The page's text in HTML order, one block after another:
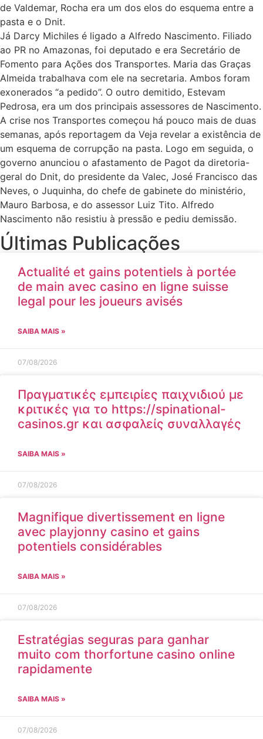
de Valdemar, Rocha era um dos elos do esquema entre a
pasta e o Dnit.
Já Darcy Michiles é ligado a Alfredo Nascimento. Filiado
ao PR no Amazonas, foi deputado e era Secretário de
Fomento para Ações dos Transportes. Maria das Graças
Almeida trabalhava com ele na secretaria. Ambos foram
exonerados “a pedido”. O outro demitido, Estevam
Pedrosa, era um dos principais assessores de Nascimento.
A crise nos Transportes começou há pouco mais de duas
semanas, após reportagem da Veja revelar a existência de
um esquema de corrupção na pasta. Logo em seguida, o
governo anunciou o afastamento de Pagot da diretoria-
geral do Dnit, do presidente da Valec, José Francisco das
Neves, o Juquinha, do chefe de gabinete do ministério,
Mauro Barbosa, e do assessor Luiz Tito. Alfredo
Nascimento não resistiu à pressão e pediu demissão.
Últimas Publicações
Actualité et gains potentiels à portée
de main avec casino en ligne suisse
legal pour les joueurs avisés
SAIBA MAIS »
07/08/2026
Πραγματικές εμπειρίες παιχνιδιού με
κριτικές για το https://spinational-
casinos.gr και ασφαλείς συναλλαγές
SAIBA MAIS »
07/08/2026
Magnifique divertissement en ligne
avec playjonny casino et gains
potentiels considérables
SAIBA MAIS »
07/08/2026
Estratégias seguras para ganhar
muito com thorfortune casino online
rapidamente
SAIBA MAIS »
07/08/2026